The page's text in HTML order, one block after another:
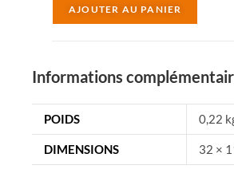
AJOUTER AU PANIER
n
a
t
Informations
POIDS 0,22
DIMENSIONS 32 ×